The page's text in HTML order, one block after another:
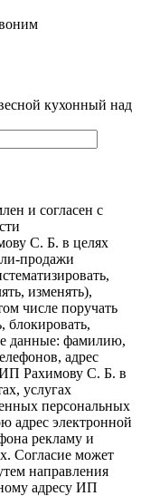
кухонный над
и согласен с
С. Б. в целях
продажи
изменять),
числе поручать
блокировать,
данные: фамилию,
адрес
Рахимову С. Б. в
услугах
персональных
адрес электронной
рекламу и
Согласие может
направления
адресу ИП